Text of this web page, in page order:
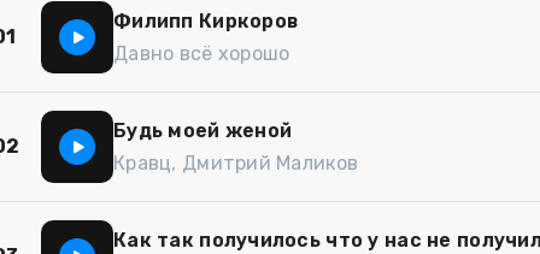
Филипп Киркоров
Давно всё хорошо
Будь моей женой
Кравц, Дмитрий Маликов
Как так получилось что у нас не